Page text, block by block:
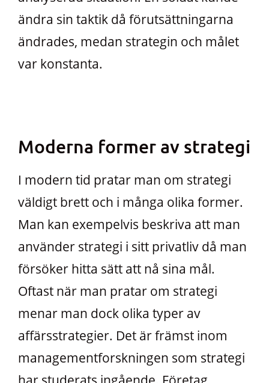
ändra sin taktik då förutsättningarna
ändrades, medan strategin och målet
var konstanta.
Moderna former av strategi
I modern tid pratar man om strategi
väldigt brett och i många olika former.
Man kan exempelvis beskriva att man
använder strategi i sitt privatliv då man
försöker hitta sätt att nå sina mål.
Oftast när man pratar om strategi
menar man dock olika typer av
affärsstrategier. Det är främst inom
managementforskningen som strategi